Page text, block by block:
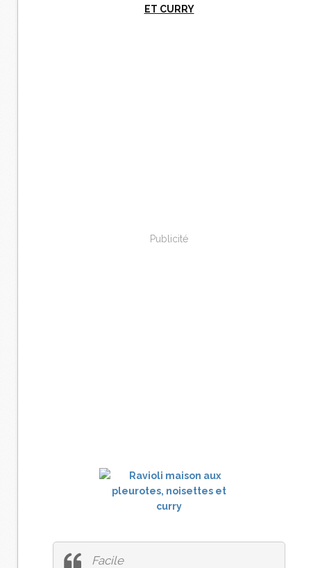
ET CURRY
Publicité
Facile